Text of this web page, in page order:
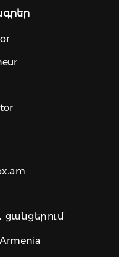
ցանցերում